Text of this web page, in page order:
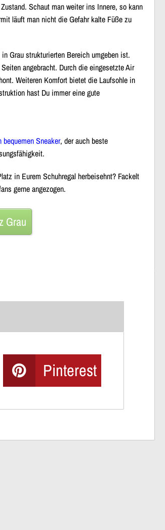
Schaut man weiter ins Innere, so kann
läuft man nicht die Gefahr kalte Füße zu
Grau strukturierten Bereich umgeben ist.
angebracht. Durch die eingesetzteAir
Weiteren Komfort bietet die Laufsohle in
hast Du immer einegute
bequemen Sneaker, der auch beste
in Eurem Schuhregal herbeisehnt? Fackelt
gerne angezogen.
Grau
Pinterest